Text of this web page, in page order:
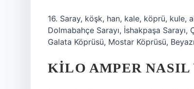
16. Saray, köşk, han, kale, köprü, kule,
Dolmabahçe Sarayı, İshakpaşa
Galata Köprüsü, Mostar Köprüsü,
KILO AMPER